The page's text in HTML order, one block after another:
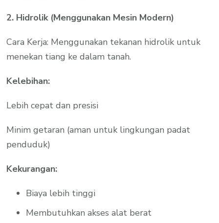
2. Hidrolik (Menggunakan Mesin Modern)
Cara Kerja: Menggunakan tekanan hidrolik untuk
menekan tiang ke dalam tanah.
Kelebihan:
Lebih cepat dan presisi
Minim getaran (aman untuk lingkungan padat
penduduk)
Kekurangan:
Biaya lebih tinggi
Membutuhkan akses alat berat